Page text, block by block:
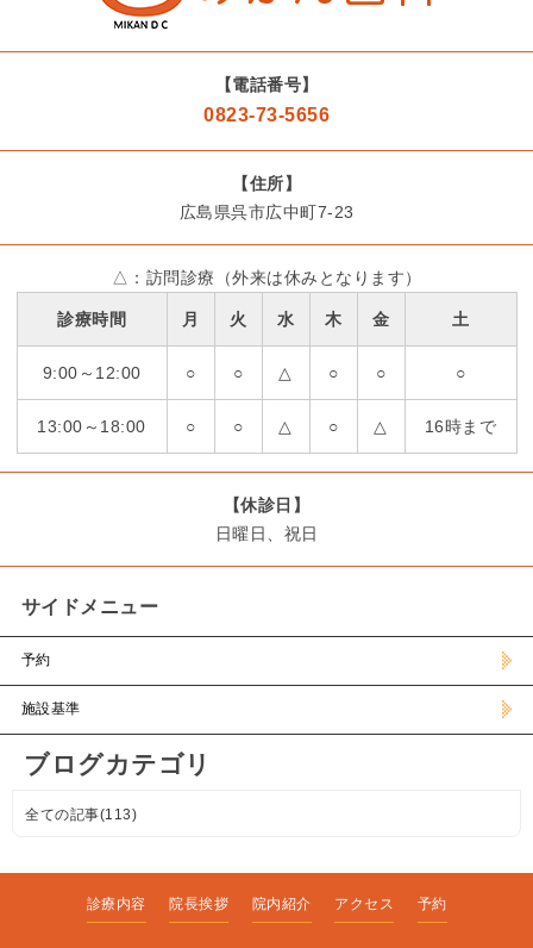
【電話番号】
0823-73-5656
【住所】
広島県呉市広中町7-23
△：訪問診療（外来は休みとなります）
診療時間 月 火 水 木 金 土
9:00～12:00 ○ ○ △ ○ ○ ○
13:00～18:00 ○ ○ △ ○ △ 16時まで
【休診日】
日曜日、祝日
サイドメニュー
予約
施設基準
ブログカテゴリ
全ての記事(113)
診療内容 院長挨拶 院内紹介 アクセス 予約